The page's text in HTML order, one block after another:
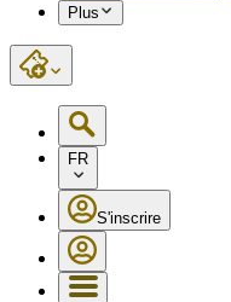
Plus
FR
S'inscrire